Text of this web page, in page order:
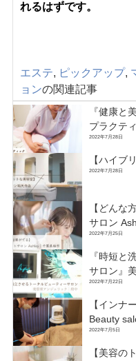
れるはずです。
エステ ピックアップ,
ョンの関連記事
『健康と
プラクテ
2022年7月28日
【ハイブ
2022年7月28日
【どんな
サロン
2022年7月25日
『時短と
サロン』
2022年7月22日
【インナ
Beauty
2022年7月5日
【美容の